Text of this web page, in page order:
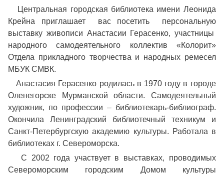
Центральная городская библиотека имени Леонида
Крейна приглашает вас посетить персональную
выставку живописи Анастасии Герасенко, участницы
народного самодеятельного коллектив «Колорит»
Отдела прикладного творчества и народных ремесел
МБУК СМВК.
Анастасия Герасенко родилась в 1970 году в городе
Оленегорске Мурманской области. Самодеятельный
художник, по профессии – библиотекарь-библиограф.
Окончила Ленинградский библиотечный техникум и
Санкт-Петербургскую академию культуры. Работала в
библиотеках г. Североморска.
С 2002 года участвует в выставках, проводимых
Североморским городским Домом культуры